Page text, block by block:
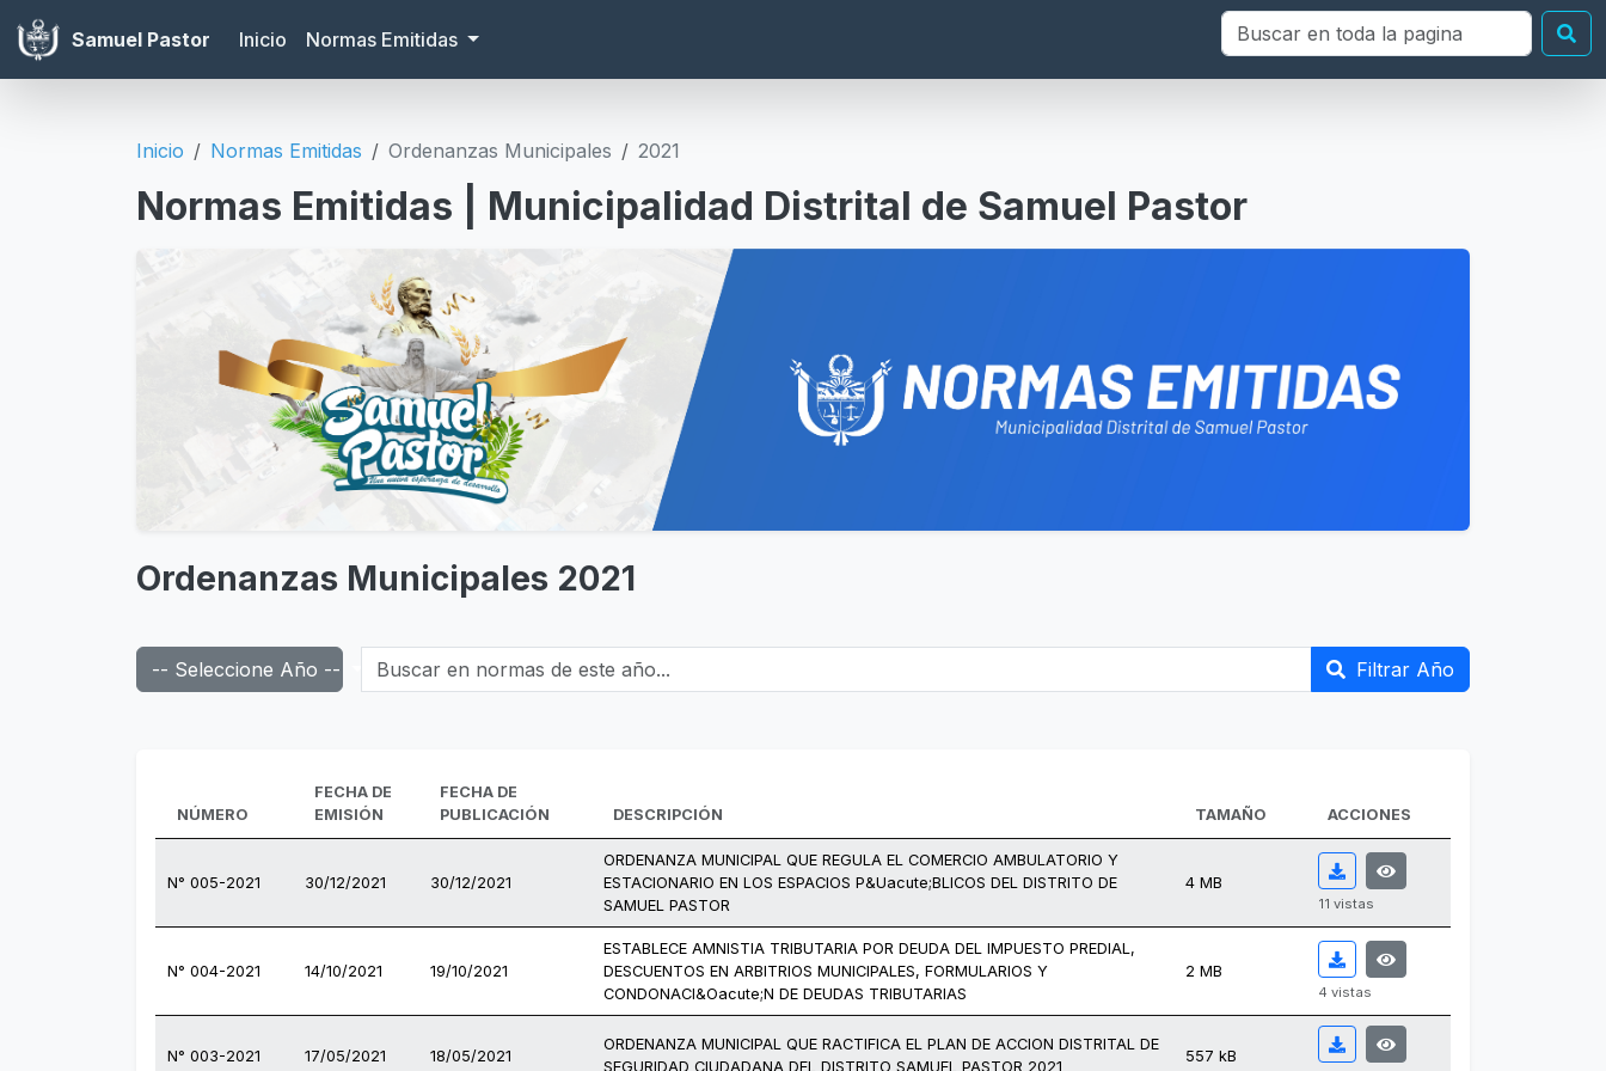
Samuel Pastor Inicio Normas Emitidas
Buscar en toda la página
Inicio Normas Emitidas Ordenanzas Municipales 2021
Normas Emitidas | Municipalidad Distrital de Samuel Pastor
Ordenanzas Municipales 2021
-- Seleccione Año -- Buscar en normas de este año... Filtrar Año
NÚMERO
FECHA DE
EMISIÓN
FECHA DE
PUBLICACIÓN
DESCRIPCIÓN TAMAÑO ACCIONES
N° 005-2021 30/12/2021 30/12/2021
ORDENANZA MUNICIPAL QUE REGULA EL COMERCIO AMBULATORIO Y
ESTACIONARIO EN LOS ESPACIOS P&Uacute;BLICOS DEL DISTRITO DE
SAMUEL PASTOR
4 MB
11 vistas
N° 004-2021 14/10/2021 19/10/2021
ESTABLECE AMNISTIA TRIBUTARIA POR DEUDA DEL IMPUESTO PREDIAL,
DESCUENTOS EN ARBITRIOS MUNICIPALES, FORMULARIOS Y
CONDONACI&Oacute;N DE DEUDAS TRIBUTARIAS
2 MB
4 vistas
N° 003-2021 17/05/2021 18/05/2021
ORDENANZA MUNICIPAL QUE RACTIFICA EL PLAN DE ACCION DISTRITAL DE
SEGURIDAD CIUDADANA DEL DISTRITO SAMUEL PASTOR 2021
557 kB